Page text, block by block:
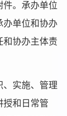
件。承办单位
办单位和协办
和协办主体责
、实施、管理
授和日常管